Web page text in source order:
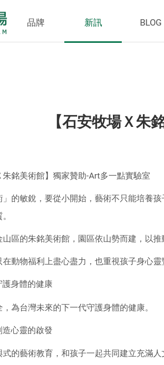
安
術
館
獨
家
贊
-
A
r
品牌 新訊 BLOG
【石安牧場Ｘ朱
朱銘美術館】獨家贊助-Art多一點實驗室
」的敏銳，要從小開始，藝術不只能培養
山區的朱銘美術館，園區依山勢而建，以
動物福利上盡心盡力，也重視孩子身心靈
護身體的健康
為台灣未來的下一代守護身體的健康。
心靈的啟發
的藝術教育，和孩子一起共同建立充滿人